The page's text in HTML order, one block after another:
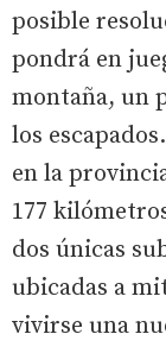
posible
pondrá en
montaña, un
los
en la
177
dos únicas
ubicadas a
vivirse una